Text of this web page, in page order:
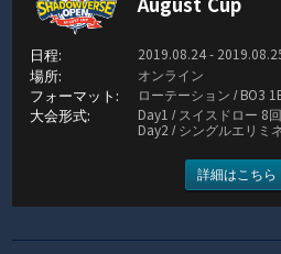
August Cup
2019.08.24 -
オンライン
ローテーション / BO3
Day1 / スイスドロー 8
Day2 / シングルエリミ
詳細はこちら